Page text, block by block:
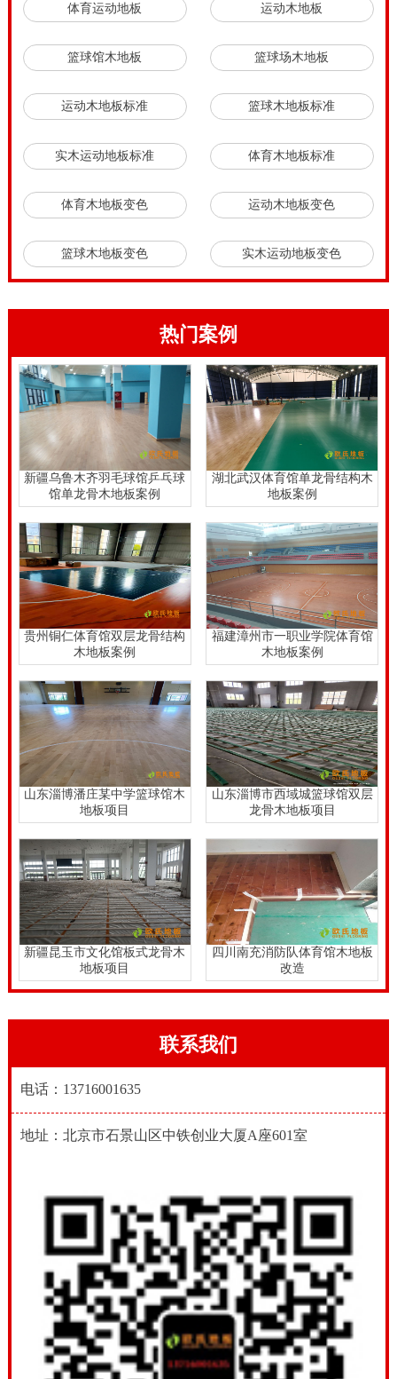
体育运动地板 运动木地板
篮球馆木地板 篮球场木地板
运动木地板标准 篮球木地板标准
实木运动地板标准 体育木地板标准
体育木地板变色 运动木地板变色
篮球木地板变色 实木运动地板变色
热门案例
新疆乌鲁木齐羽毛球馆乒乓球
馆单龙骨木地板案例
湖北武汉体育馆单龙骨结构木
地板案例
贵州铜仁体育馆双层龙骨结构
木地板案例
福建漳州市一职业学院体育馆
木地板案例
山东淄博潘庄某中学篮球馆木
地板项目
山东淄博市西域城篮球馆双层
龙骨木地板项目
新疆昆玉市文化馆板式龙骨木
地板项目
四川南充消防队体育馆木地板
改造
联系我们
电话：13716001635
地址：北京市石景山区中铁创业大厦A座601室